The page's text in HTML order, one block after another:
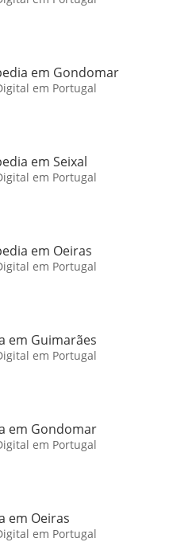
em Gondomar
em Portugal
em Seixal
em Portugal
em Oeiras
em Portugal
em Guimarães
em Portugal
em Gondomar
em Portugal
em Oeiras
em Portugal